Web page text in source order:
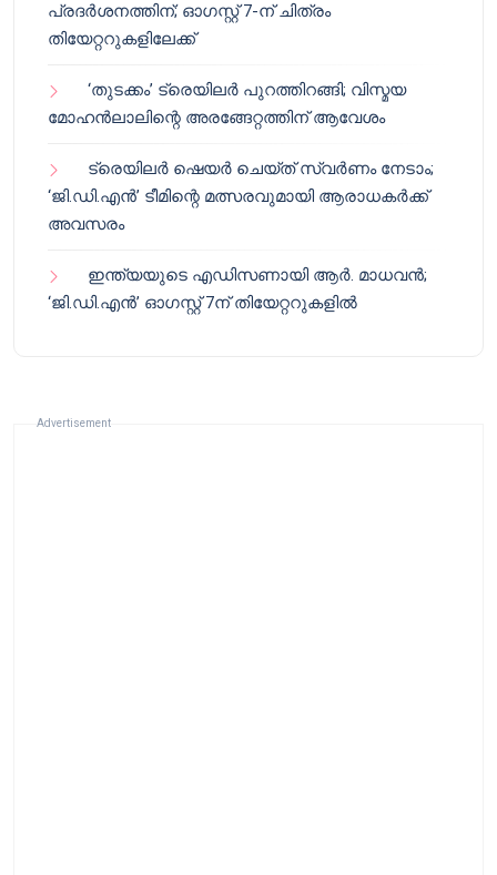
പ്രദർശനത്തിന്; ഓഗസ്റ്റ് 7-ന് ചിത്രം
തിയേറ്ററുകളിലേക്ക്
‘തുടക്കം’ ട്രെയിലർ പുറത്തിറങ്ങി; വിസ്മയ
മോഹൻലാലിന്റെ അരങ്ങേറ്റത്തിന് ആവേശം
ട്രെയിലർ ഷെയർ ചെയ്‌ത് സ്വർണം നേടാം;
‘ജി.ഡി.എൻ’ ടീമിന്റെ മത്സരവുമായി ആരാധകർക്ക്
അവസരം
ഇന്ത്യയുടെ എഡിസണായി ആർ. മാധവൻ;
‘ജി.ഡി.എൻ’ ഓഗസ്റ്റ് 7ന് തിയേറ്ററുകളിൽ
Advertisement